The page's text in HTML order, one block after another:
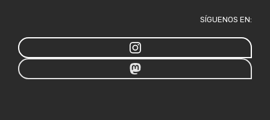
SÍGUENOS EN: